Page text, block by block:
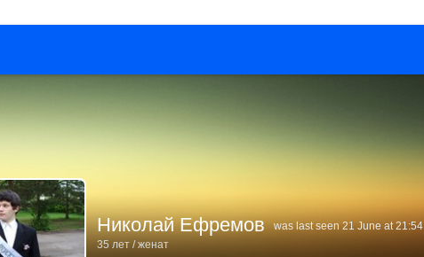
Николай Ефремов
was last seen 21 June at 21:54
35 лет/ женат